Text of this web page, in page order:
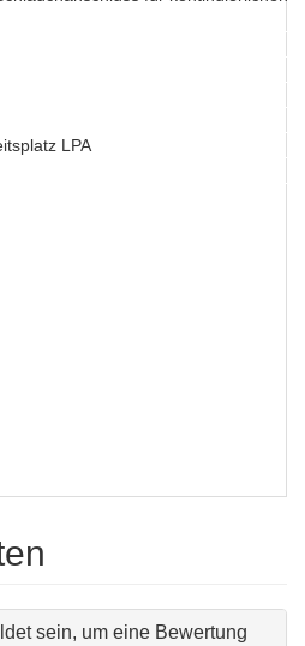
LPA
sein, um eine Bewertung